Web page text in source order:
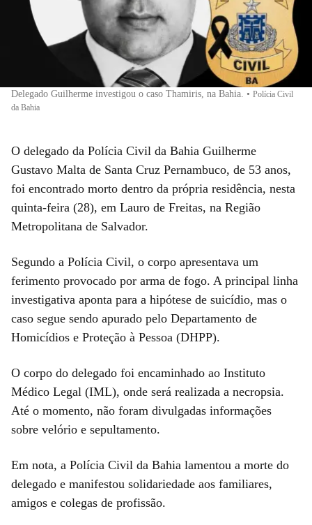
Delegado Guilherme investigou o caso Thamiris, na Bahia. • Polícia Civil
da Bahia
O delegado da Polícia Civil da Bahia Guilherme
Gustavo Malta de Santa Cruz Pernambuco, de 53 anos,
foi encontrado morto dentro da própria residência, nesta
quinta-feira (28), em Lauro de Freitas, na Região
Metropolitana de Salvador.
Segundo a Polícia Civil, o corpo apresentava um
ferimento provocado por arma de fogo. A principal linha
investigativa aponta para a hipótese de suicídio, mas o
caso segue sendo apurado pelo Departamento de
Homicídios e Proteção à Pessoa (DHPP).
O corpo do delegado foi encaminhado ao Instituto
Médico Legal (IML), onde será realizada a necropsia.
Até o momento, não foram divulgadas informações
sobre velório e sepultamento.
Em nota, a Polícia Civil da Bahia lamentou a morte do
delegado e manifestou solidariedade aos familiares,
amigos e colegas de profissão.